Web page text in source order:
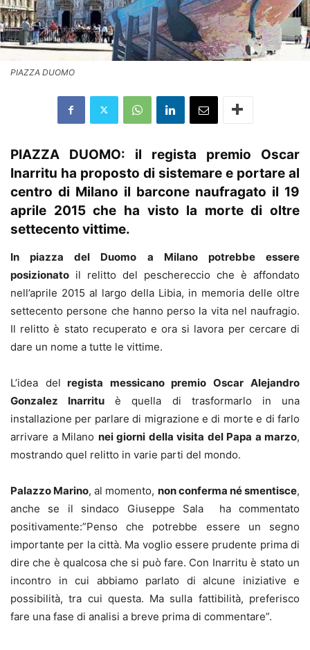
PIAZZA DUOMO
PIAZZA DUOMO: il regista premio Oscar
Inarritu ha proposto di sistemare e portare al
centro di Milano il barcone naufragato il 19
aprile 2015 che ha visto la morte di oltre
settecento vittime.
In piazza del Duomo a Milano potrebbe essere
posizionato il relitto del peschereccio che è affondato
nell’aprile 2015 al largo della Libia, in memoria delle oltre
settecento persone che hanno perso la vita nel naufragio.
Il relitto è stato recuperato e ora si lavora per cercare di
dare un nome a tutte le vittime.
L’idea del regista messicano premio Oscar Alejandro
Gonzalez Inarritu è quella di trasformarlo in una
installazione per parlare di migrazione e di morte e di farlo
arrivare a Milano nei giorni della visita del Papa a marzo,
mostrando quel relitto in varie parti del mondo.
Palazzo Marino, al momento, non conferma né smentisce,
anche se il sindaco Giuseppe Sala ha commentato
positivamente:”Penso che potrebbe essere un segno
importante per la città. Ma voglio essere prudente prima di
dire che è qualcosa che si può fare. Con Inarritu è stato un
incontro in cui abbiamo parlato di alcune iniziative e
possibilità, tra cui questa. Ma sulla fattibilità, preferisco
fare una fase di analisi a breve prima di commentare”.